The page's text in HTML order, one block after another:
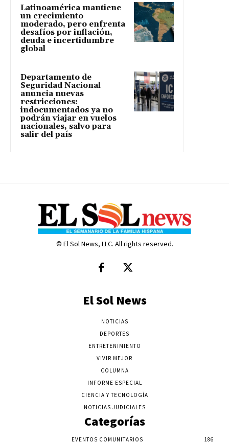
Latinoamérica mantiene
un crecimiento
moderado, pero enfrenta
desafíos por inflación,
deuda e incertidumbre
global
Departamento de
Seguridad Nacional
anuncia nuevas
restricciones:
indocumentados ya no
podrán viajar en vuelos
nacionales, salvo para
salir del país
© El Sol News, LLC. All rights reserved.
El Sol News
NOTICIAS
DEPORTES
ENTRETENIMIENTO
VIVIR MEJOR
COLUMNA
INFORME ESPECIAL
CIENCIA Y TECNOLOGÍA
NOTICIAS JUDICIALES
Categorías
EVENTOS COMUNITARIOS
186